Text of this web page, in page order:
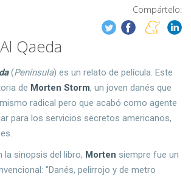
Compártelo:
Qaeda
(Península) es un relato de película. Este
de Morten Storm, un joven danés que
radical pero que acabó como agente
para los servicios secretos americanos,
la sinopsis del libro, Morten siempre fue un
"Danés, pelirrojo y de metro